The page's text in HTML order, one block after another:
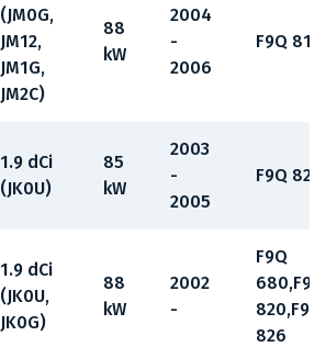
(JM0G,
JM12,
JM1G,
JM2C)
88
kW
2004
-
2006
F9Q 812
1.9 dCi
(JK0U)
85
kW
2003
-
2005
F9Q 820
1.9 dCi
(JK0U,
JK0G)
88
kW
2002
-
F9Q
680,F9Q
820,F9Q
826